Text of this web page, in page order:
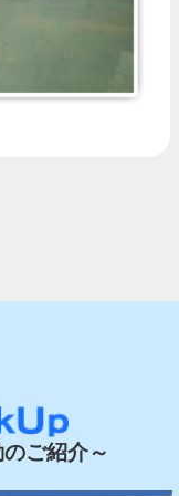
ご紹介～